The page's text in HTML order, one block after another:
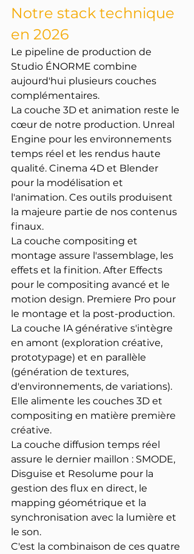
Notre stack technique
en 2026
Le pipeline de production de
Studio ÉNORME combine
aujourd'hui plusieurs couches
complémentaires.
La couche 3D et animation reste le
cœur de notre production. Unreal
Engine pour les environnements
temps réel et les rendus haute
qualité. Cinema 4D et Blender
pour la modélisation et
l'animation. Ces outils produisent
la majeure partie de nos contenus
finaux.
La couche compositing et
montage assure l'assemblage, les
effets et la finition. After Effects
pour le compositing avancé et le
motion design. Premiere Pro pour
le montage et la post-production.
La couche IA générative s'intègre
en amont (exploration créative,
prototypage) et en parallèle
(génération de textures,
d'environnements, de variations).
Elle alimente les couches 3D et
compositing en matière première
créative.
La couche diffusion temps réel
assure le dernier maillon : SMODE,
Disguise et Resolume pour la
gestion des flux en direct, le
mapping géométrique et la
synchronisation avec la lumière et
le son.
C'est la combinaison de ces quatre